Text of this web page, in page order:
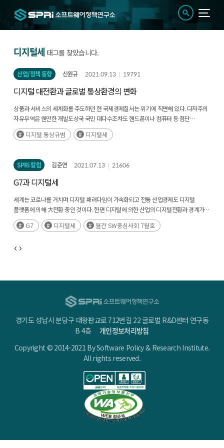
디지털세 태그를 찾았습니다.
산업/정책 동향 신원규 2021.09.13 19791
디지털 대전환과 글로벌 통상환경의 변화
상품과 서비스의 세계화를 주도하던 현 국제경제질서는 위기에 직면해 있다. 다자주의
자유무역은 웬만한 개발도상국 국민 대다수조차도 핸드폰이나 컴퓨터 등 첨단
IT상품을 사용하도록 도와줬다.(후략)
디지털 통상규범 디지털세
SPRi 칼럼 김준연 2021.07.13 21606
G7과 디지털세
세계는 코로나를 거치며 디지털 패러다임이 가속화되고 전통 산업경제도 디지털
플랫폼에 의해 大전환 중인 것이다. 한편 디지털에 의한 산업의 디지털전환과 경계가
모호해지는 빅 블러(big blur)가 코로나에 의해 가속화는 시점에서 뜨거운 이슈로
등장한 것이 바로 디지털세이다.
G7 디지털세 월간 SW중심사회 7월호
경기도 성남시 분당구 대왕판교로 712번길 22 글로벌 R&D센터 연구동
B 4층개인정보처리방침
Copyright © 2014-2021 By Software Policy & Research Institute.
All rights reserved.